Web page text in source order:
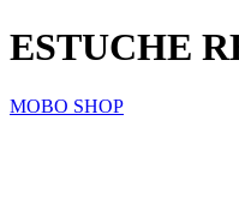
ESTUCHE
MOBO SHOP